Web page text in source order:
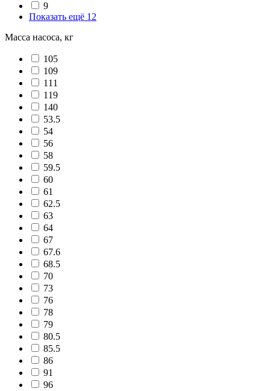
9
Показать ещё 12
Масса насоса, кг
105
109
111
119
140
53.5
54
56
58
59.5
60
61
62.5
63
64
67
67.6
68.5
70
73
76
78
79
80.5
85.5
86
91
96